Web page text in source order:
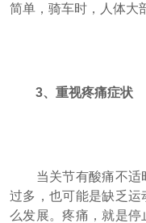
简单，骑车时，人体大
3、重视疼痛症状
当关节有酸痛不适
过多，也可能是缺乏
么发展。疼痛，就是